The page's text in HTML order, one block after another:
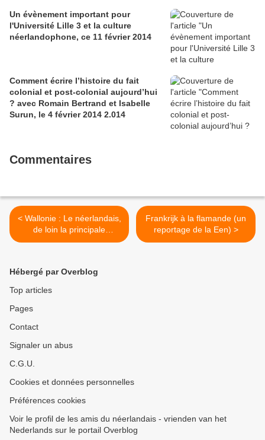
Un évènement important pour
l'Université Lille 3 et la culture
néerlandophone, ce 11 février 2014
Comment écrire l’histoire du fait
colonial et post-colonial aujourd’hui
? avec Romain Bertrand et Isabelle
Surun, le 4 février 2014 2.014
Commentaires
< Wallonie : Le néerlandais,
de loin la principale
seconde langue
Frankrijk à la flamande (un
reportage de la Een) >
Hébergé par Overblog
Top articles
Pages
Contact
Signaler un abus
C.G.U.
Cookies et données personnelles
Préférences cookies
Voir le profil de les amis du néerlandais - vrienden van het
Nederlands sur le portail Overblog